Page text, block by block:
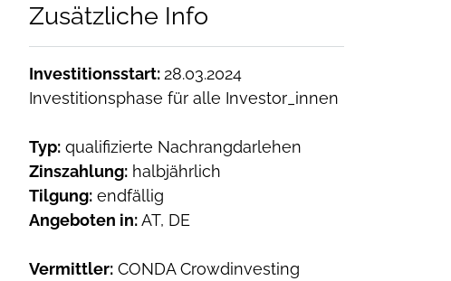
Zusätzliche Info
Investitionsstart: 28.03.2024
Investitionsphase für alle Investor_innen
Typ: qualifizierte Nachrangdarlehen
Zinszahlung: halbjährlich
Tilgung: endfällig
Angeboten in:AT, DE
Vermittler: CONDA Crowdinvesting